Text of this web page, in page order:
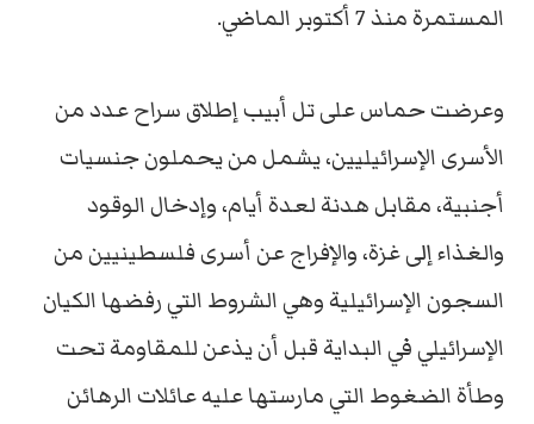
المستمرة منذ 7 أكتوبر الماضي.
وعرضت حماس على تل أبيب إطلاق سراح عدد من
الأسرى الإسرائيليين، يشمل من يحملون جنسيات
أجنبية، مقابل هدنة لعدة أيام، وإدخال الوقود
والغذاء إلى غزة، والإفراج عن أسرى فلسطينيين من
السجون الإسرائيلية وهي الشروط التي رفضها الكيان
الإسرائيلي في البداية قبل أن يذعن للمقاومة تحت
وطأة الضغوط التي مارستها عليه عائلات الرهائن